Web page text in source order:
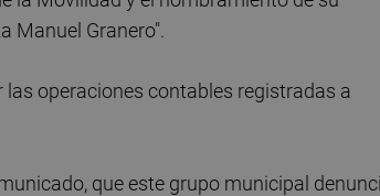
Manuel Granero".
operaciones contables registradas a
que este grupo municipal